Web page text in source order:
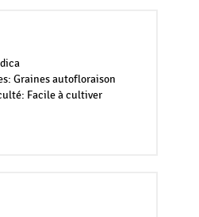
Graines autofloraison
Facile à cultiver